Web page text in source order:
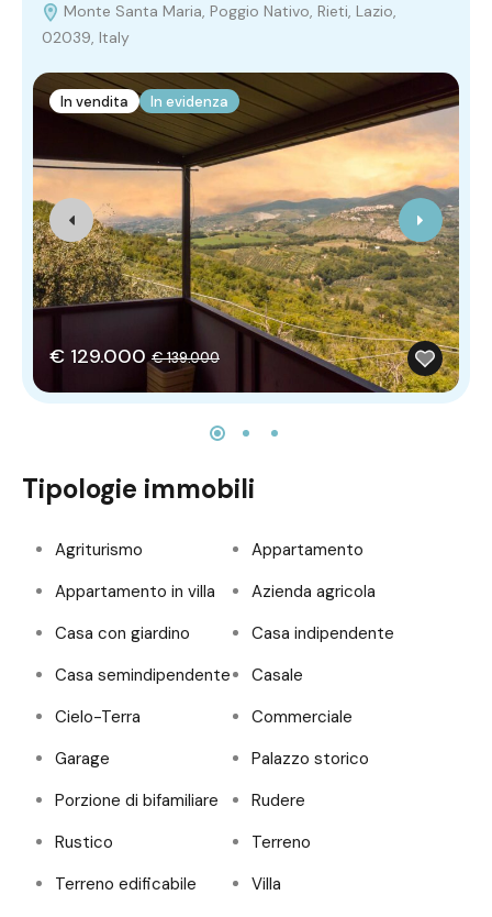
Monte Santa Maria, Poggio Nativo, Rieti, Lazio,
02039, Italy
In vendita In evidenza
€ 129.000 € 139.000
Tipologie immobili
Agriturismo
Appartamento
Appartamento in villa
Azienda agricola
Casa con giardino
Casa indipendente
Casa semindipendente
Casale
Cielo-Terra
Commerciale
Garage
Palazzo storico
Porzione di bifamiliare
Rudere
Rustico
Terreno
Terreno edificabile
Villa